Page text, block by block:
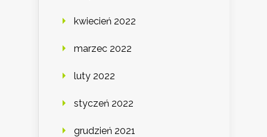
kwiecień 2022
marzec 2022
luty 2022
styczeń 2022
grudzień 2021